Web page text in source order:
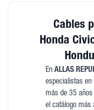
Cables
Honda
En ALLAS
especialistas en
más de 35
el catálogo más